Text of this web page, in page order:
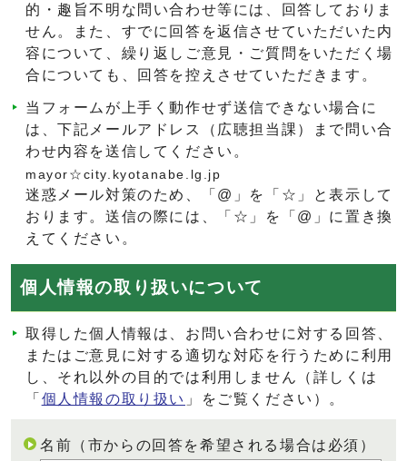
的・趣旨不明な問い合わせ等には、回答しておりま
せん。また、すでに回答を返信させていただいた内
容について、繰り返しご意見・ご質問をいただく場
合についても、回答を控えさせていただきます。
当フォームが上手く動作せず送信できない場合に
は、下記メールアドレス（広聴担当課）まで問い合
わせ内容を送信してください。
mayor☆city.kyotanabe.lg.jp
迷惑メール対策のため、「@」を「☆」と表示して
おります。送信の際には、「☆」を「@」に置き換
えてください。
個人情報の取り扱いについて
取得した個人情報は、お問い合わせに対する回答、
またはご意見に対する適切な対応を行うために利用
し、それ以外の目的では利用しません（詳しくは
「 個人情報の取り扱い 」をご覧ください）。
名前（市からの回答を希望される場合は必須）